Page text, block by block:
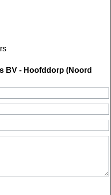
BV - Hoofddorp (Noord